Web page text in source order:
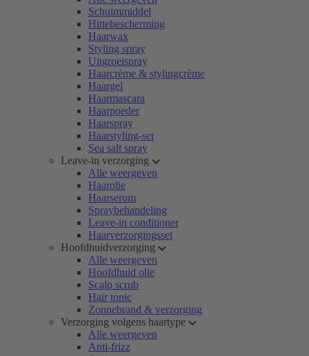
Schuimmiddel
Hittebescherming
Haarwax
Styling spray
Uitgroeispray
Haarcrème & stylingcrème
Haargel
Haarmascara
Haarpoeder
Haarspray
Haarstyling-set
Sea salt spray
Leave-in verzorging
Alle weergeven
Haarolie
Haarserum
Spraybehandeling
Leave-in conditioner
Haarverzorgingsset
Hoofdhuidverzorging
Alle weergeven
Hoofdhuid olie
Scalp scrub
Hair tonic
Zonnebrand & verzorging
Verzorging volgens haartype
Alle weergeven
Anti-frizz